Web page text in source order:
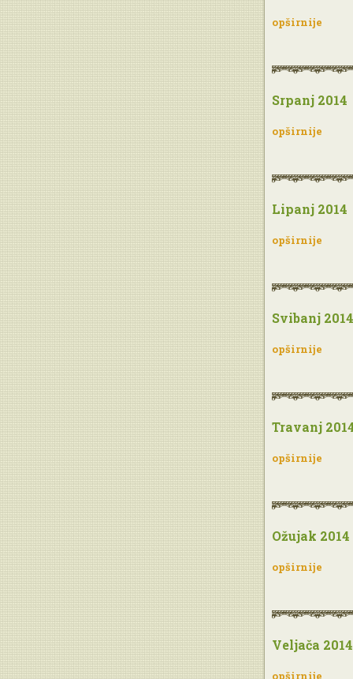
opširnije
Srpanj 2014
opširnije
Lipanj 2014
opširnije
Svibanj 2014
opširnije
Travanj
opširnije
Ožujak 2014
opširnije
Veljača 2014
opširnije